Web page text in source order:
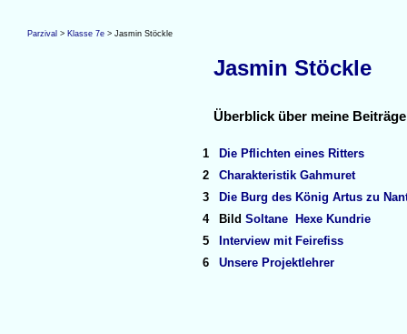
Parzival > Klasse 7e > Jasmin Stöckle
Jasmin Stöckle
Überblick über meine
1
Die Pflichten eines Ritters
2
Charakteristik Gahmuret
3
Die Burg des König Artus zu
4
Bild Soltane
Hexe Kundrie
5
Interview mit Feirefiss
6
Unsere Projektlehrer